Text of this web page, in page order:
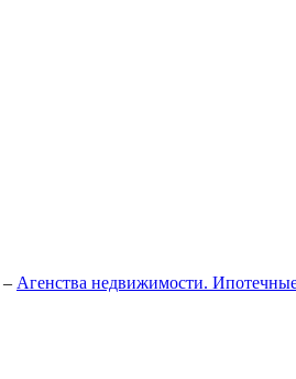
– Агенства недвижимости.